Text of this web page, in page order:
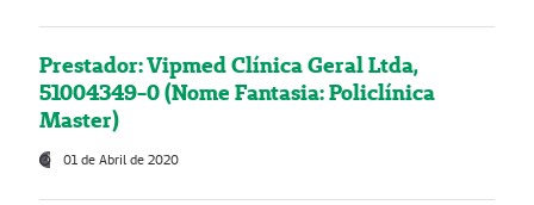
Prestador: Vipmed Clínica Geral Ltda,
51004349-0 (Nome Fantasia: Policlínica
Master)
01 de Abril de 2020